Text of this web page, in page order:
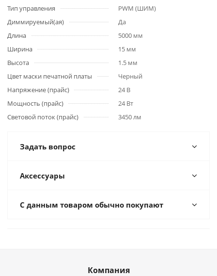
Тип управления
PWM (ШИМ)
Диммируемый(ая)
Да
Длина
5000 мм
Ширина
15 мм
Высота
1.5 мм
Цвет маски печатной платы
Черный
Напряжение (прайс)
24 В
Мощность (прайс)
24 Вт
Световой поток (прайс)
3450 лм
Задать вопрос
Аксессуары
С данным товаром обычно покупают
Компания